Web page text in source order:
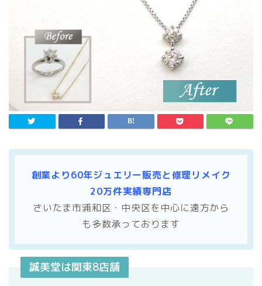
創業より60年ジュエリー販売と修理リメイク
20万件実績専門店
さいたま市浦和区・中央区を中心に遠方から
も多数承っております
誠美堂は関東8店舗